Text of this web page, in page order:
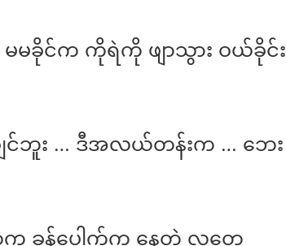
မခိုင်က ကိုရဲကို ဖျာသွား ဝယ်ခိုင်း
င်ဘူး … ဒီအလယ်တန်းက … ဘေး
က ခုန်ပေါက်က နေတဲ့ လူတွေ